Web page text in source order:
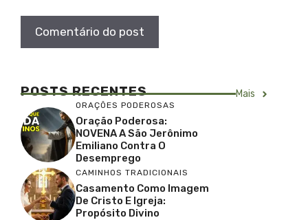
POSTS RECENTES Mais
ORAÇÕES PODEROSAS
Oração Poderosa:
NOVENA A São Jerônimo
Emiliano Contra O
Desemprego
CAMINHOS TRADICIONAIS
Casamento Como Imagem
De Cristo E Igreja:
Propósito Divino